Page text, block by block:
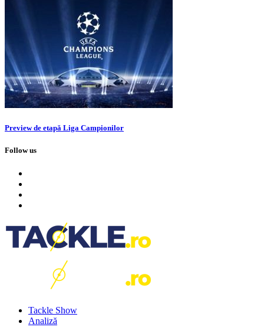
Preview de etapă Liga Campionilor
Follow us
Tackle Show
Analiză